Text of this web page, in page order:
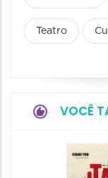
Teatro
VOCÊ